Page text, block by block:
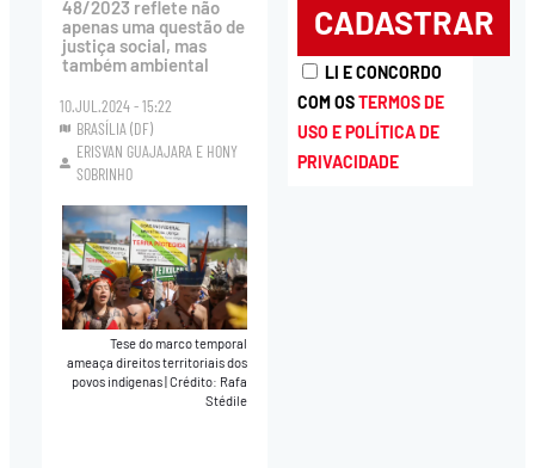
48/2023 reflete não
apenas uma questão de
justiça social, mas
também ambiental
10.JUL.2024 - 15:22
BRASÍLIA (DF)
ERISVAN GUAJAJARA E HONY
SOBRINHO
Tese do marco temporal
ameaça direitos territoriais dos
povos indígenas|Crédito: Rafa
Stédile
LI E CONCORDO
COM OSTERMOS DE
USO E POLÍTICA DE
PRIVACIDADE